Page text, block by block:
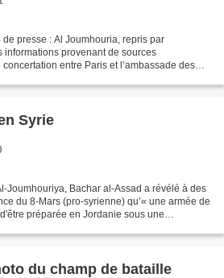
presse : Al Joumhouria, repris par
informations provenant de sources
entre Paris et l’ambassade des
Syrie
Joumhouriya, Bachar al-Assad a révélé à des
du 8-Mars (pro-syrienne) qu’« une armée de
préparée en Jordanie sous une
du champ de bataille